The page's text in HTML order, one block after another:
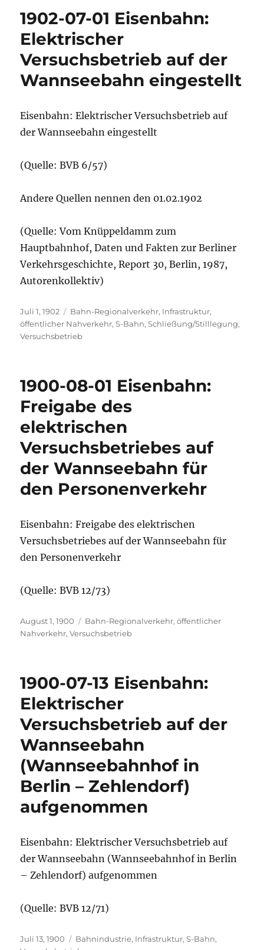
1902-07-01 Eisenbahn:
Elektrischer
Versuchsbetrieb auf der
Wannseebahn eingestellt
Eisenbahn: Elektrischer Versuchsbetrieb auf
der Wannseebahn eingestellt
(Quelle: BVB 6/57)
Andere Quellen nennen den 01.02.1902
(Quelle: Vom Knüppeldamm zum
Hauptbahnhof, Daten und Fakten zur Berliner
Verkehrsgeschichte, Report 30, Berlin, 1987,
Autorenkollektiv)
Veröffentlicht
am
Juli 1, 1902 Kategorien
Bahn-Regionalverkehr, Infrastruktur,
öffentlicher Nahverkehr,S-Bahn,Schließung/Stilllegung,
Versuchsbetrieb
1900-08-01 Eisenbahn:
Freigabe des
elektrischen
Versuchsbetriebes auf
der Wannseebahn für
den Personenverkehr
Eisenbahn: Freigabe des elektrischen
Versuchsbetriebes auf der Wannseebahn für
den Personenverkehr
(Quelle: BVB 12/73)
Veröffentlicht
am
August 1, 1900 Kategorien
Bahn-Regionalverkehr,öffentlicher
Nahverkehr,Versuchsbetrieb
1900-07-13 Eisenbahn:
Elektrischer
Versuchsbetrieb auf der
Wannseebahn
(Wannseebahnhof in
Berlin – Zehlendorf)
aufgenommen
Eisenbahn: Elektrischer Versuchsbetrieb auf
der Wannseebahn (Wannseebahnhof in Berlin
– Zehlendorf) aufgenommen
(Quelle: BVB 12/71)
Veröffentlicht
Juli 13, 1900 Kategorien
Bahnindustrie, Infrastruktur,S-Bahn,